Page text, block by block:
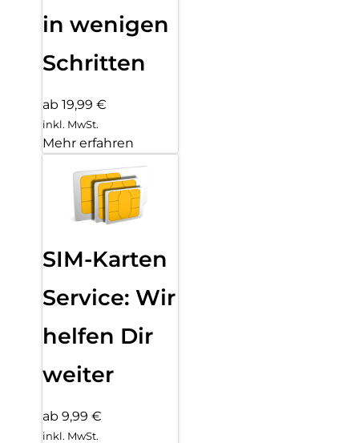
in wenigen
Schritten
ab 19,99 €
inkl. MwSt.
Mehr erfahren
SIM-Karten
Service: Wir
helfen Dir
weiter
ab 9,99 €
inkl. MwSt.